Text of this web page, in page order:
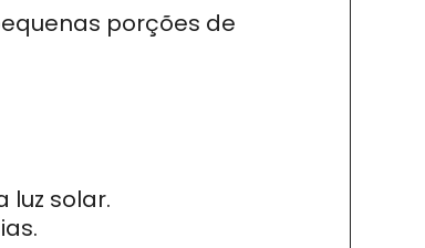
porções de
solar.